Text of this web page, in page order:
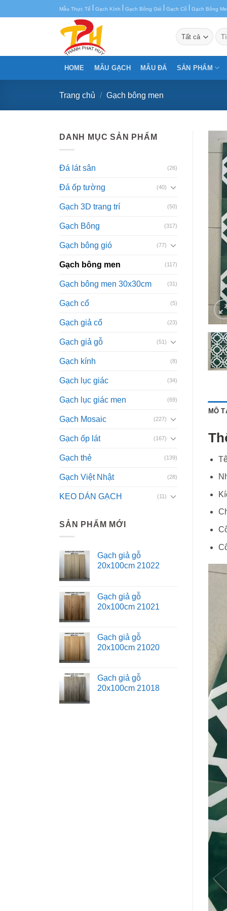
đến
Mẫu Thực Tế | Gạch Kính | Gạch Bông Gió | Gạch Cổ | Gạch Bông
Tìm
HOME MẪU GẠCH MẪU ĐÁ SẢN PHẨM
Trang chủ / Gạch bông men
DANH MỤC SẢN PHẨM
Đá lát sân (26)
Đá ốp tường (40)
Gạch 3D trang trí (50)
Gạch Bông (317)
Gạch bông gió (77)
Gạch bông men (117)
Gạch bông men 30x30cm (31)
Gạch cổ (5)
Gạch giả cổ (23)
Gạch giả gỗ (51)
Gạch kính (8)
Gạch lục giác (34)
Gạch lục giác men (69)
Gạch Mosaic (227)
Gạch ốp lát (167)
Gạch thẻ (139)
Gạch Việt Nhật (28)
KEO DÁN GẠCH (11)
SẢN PHẨM MỚI
Gạch giả gỗ
20x100cm 21022
Gạch giả gỗ
20x100cm 21021
Gạch giả gỗ
20x100cm 21020
Gạch giả gỗ
20x100cm 21018
MÔ